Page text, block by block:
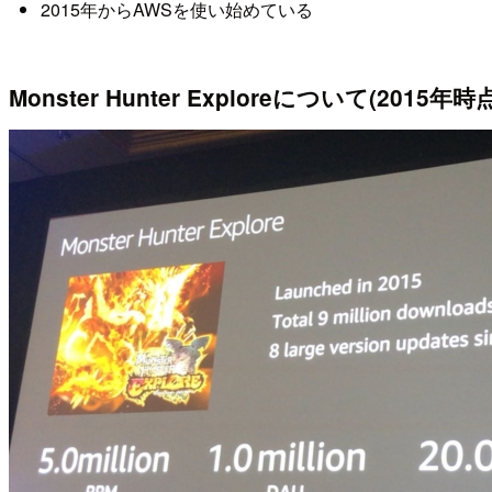
2015年からAWSを使い始めている
Monster Hunter Exploreについて(2015年時